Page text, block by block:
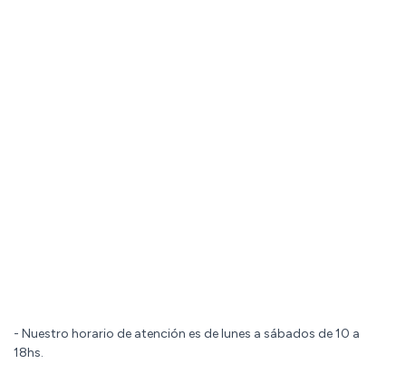
- Nuestro horario de atención es de lunes a sábados de 10 a
18hs.